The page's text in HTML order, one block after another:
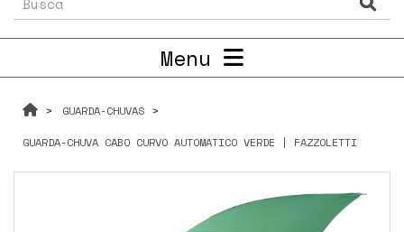
Menu
GUARDA-CHUVAS
GUARDA-CHUVA CABO CURVO AUTOMATICO VERDE | FAZZOLETTI